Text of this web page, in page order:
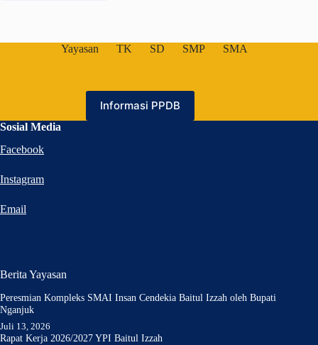
Yayasan TK SD SMP SMA
Informasi PPDB
Sosial Media
Facebook
Instagram
Email
Berita Yayasan
Peresmian Kompleks SMAI Insan Cendekia Baitul Izzah oleh Bupati
Nganjuk
Juli 13, 2026
Rapat Kerja 2026/2027 YPI Baitul Izzah